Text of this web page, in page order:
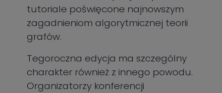
tutoriale poświęcone najnowszym
zagadnieniom algorytmicznej teorii
grafów.
Tegoroczna edycja ma szczególny
charakter również z innego powodu.
Organizatorzy konferencji